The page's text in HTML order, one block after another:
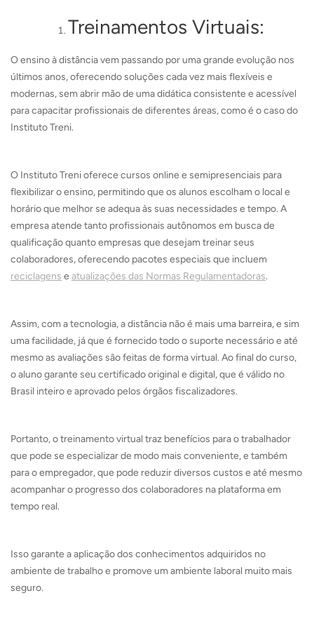
Treinamentos Virtuais:
O ensino à distância vem passando por uma grande evolução nos
últimos anos, oferecendo soluções cada vez mais flexíveis e
modernas, sem abrir mão de uma didática consistente e acessível
para capacitar profissionais de diferentes áreas, como é o caso do
Instituto Treni.
O Instituto Treni oferece cursos online e semipresenciais para
flexibilizar o ensino, permitindo que os alunos escolham o local e
horário que melhor se adequa às suas necessidades e tempo. A
empresa atende tanto profissionais autônomos em busca de
qualificação quanto empresas que desejam treinar seus
colaboradores, oferecendo pacotes especiais que incluem
reciclagens e atualizações das Normas Regulamentadoras.
Assim, com a tecnologia, a distância não é mais uma barreira, e sim
uma facilidade, já que é fornecido todo o suporte necessário e até
mesmo as avaliações são feitas de forma virtual. Ao final do curso,
o aluno garante seu certificado original e digital, que é válido no
Brasil inteiro e aprovado pelos órgãos fiscalizadores.
Portanto, o treinamento virtual traz benefícios para o trabalhador
que pode se especializar de modo mais conveniente, e também
para o empregador, que pode reduzir diversos custos e até mesmo
acompanhar o progresso dos colaboradores na plataforma em
tempo real.
Isso garante a aplicação dos conhecimentos adquiridos no
ambiente de trabalho e promove um ambiente laboral muito mais
seguro.